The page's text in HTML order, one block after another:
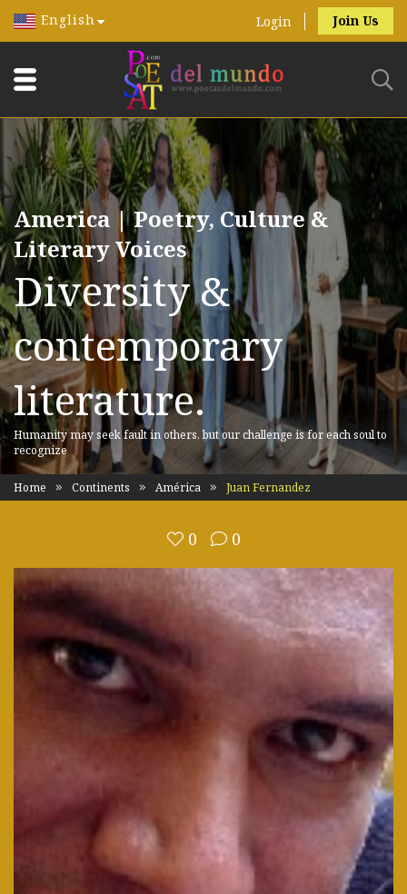
English Login Join Us
America | Poetry, Culture &
Literary Voices
Diversity &
contemporary
literature.
Humanity may seek fault in others, but our challenge is for each soul to
recognize
Home Continents América Juan Fernandez
0 0